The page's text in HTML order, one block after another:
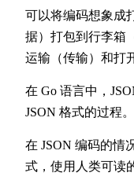
可以将编码想象成
据）打包到行李箱
运输（传输）和打
在 Go 语言中，
JSON 格式的过程。
在 JSON 编码的情
式，使用人类可读